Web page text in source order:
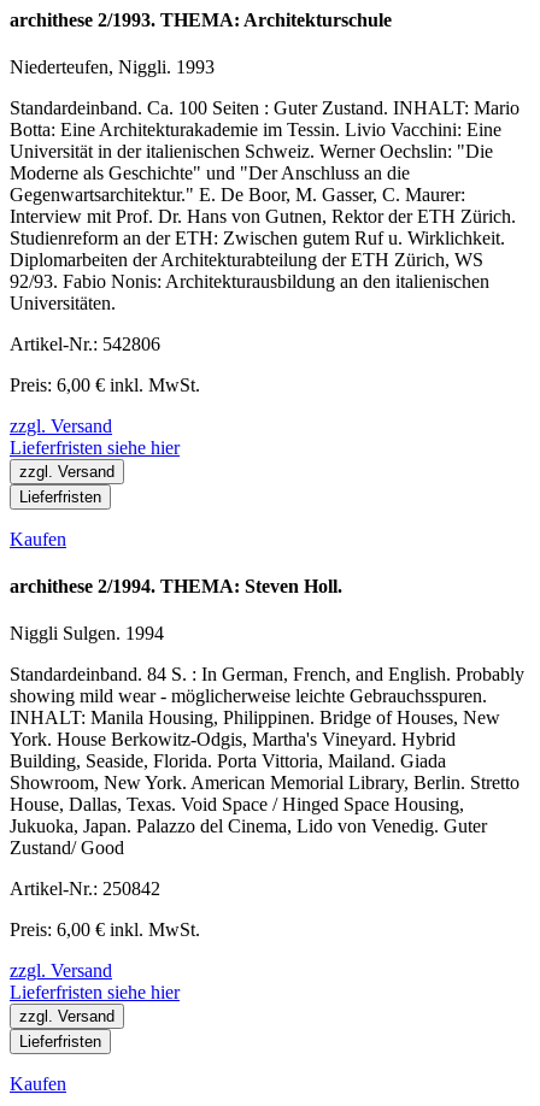
archithese 2/1993. THEMA: Architekturschule
Niederteufen, Niggli. 1993
Standardeinband. Ca. 100 Seiten : Guter Zustand. INHALT: Mario
Botta: Eine Architekturakademie im Tessin. Livio Vacchini: Eine
Universität in der italienischen Schweiz. Werner Oechslin: "Die
Moderne als Geschichte" und "Der Anschluss an die
Gegenwartsarchitektur." E. De Boor, M. Gasser, C. Maurer:
Interview mit Prof. Dr. Hans von Gutnen, Rektor der ETH Zürich.
Studienreform an der ETH: Zwischen gutem Ruf u. Wirklichkeit.
Diplomarbeiten der Architekturabteilung der ETH Zürich, WS
92/93. Fabio Nonis: Architekturausbildung an den italienischen
Universitäten.
Artikel-Nr.: 542806
Preis: 6,00 € inkl. MwSt.
zzgl. Versand
Lieferfristen siehe hier
zzgl. Versand
Lieferfristen
Kaufen
archithese 2/1994. THEMA: Steven Holl.
Niggli Sulgen. 1994
Standardeinband. 84 S. : In German, French, and English. Probably
showing mild wear - möglicherweise leichte Gebrauchsspuren.
INHALT: Manila Housing, Philippinen. Bridge of Houses, New
York. House Berkowitz-Odgis, Martha's Vineyard. Hybrid
Building, Seaside, Florida. Porta Vittoria, Mailand. Giada
Showroom, New York. American Memorial Library, Berlin. Stretto
House, Dallas, Texas. Void Space / Hinged Space Housing,
Jukuoka, Japan. Palazzo del Cinema, Lido von Venedig. Guter
Zustand/ Good
Artikel-Nr.: 250842
Preis: 6,00 € inkl. MwSt.
zzgl. Versand
Lieferfristen siehe hier
zzgl. Versand
Lieferfristen
Kaufen